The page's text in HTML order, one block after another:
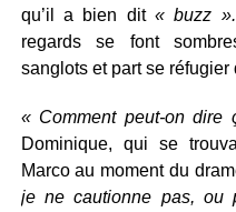
qu’il a bien dit « buzz ».
regards se font
sanglots et part se réfugier
« Comment peut-on dire
Dominique, qui se
Marco au moment du
je ne cautionne pas, ou